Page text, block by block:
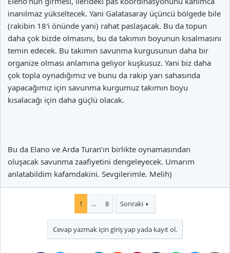
inanılmaz yükseltecek. Yani Galatasaray üçüncü bölgede bile
(rakibin 18′i önünde yani) rahat paslaşacak. Bu da topun
daha çok bizde olmasını, bu da takımın boyunun kısalmasını
temin edecek. Bu takımın savunma kurgusunun daha bir
organize olması anlamına geliyor kuşkusuz. Yani biz daha
çok topla oynadığımız ve bunu da rakip yarı sahasında
yapacağımız için savunma kurgumuz takımın boyu
kısalacağı için daha güçlü olacak.
Bu da Elano ve Arda Turan’ın birlikte oynamasından
oluşacak savunma zaafiyetini dengeleyecek. Umarım
anlatabildim kafamdakini. Sevgilerimle. Melih)
1 … 8 Sonraki
Cevap yazmak için giriş yap yada kayıt ol.